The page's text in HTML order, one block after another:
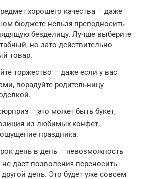
хорошего качества – даже
бюджете нельзя преподносить
безделицу. Лучше выберите
но зато действительно
товар.
торжество – даже если у вас
порадуйте родительницу
– это может быть букет,
из любимых конфет,
праздника.
день в день – невозможность
не дает позволения переносить
другой день. Это будет уже совсем